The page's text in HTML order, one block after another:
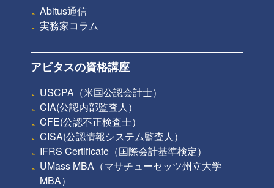
Abitus通信
実務家コラム
アビタスの資格講座
USCPA（米国公認会計士）
CIA(公認内部監査人）
CFE(公認不正検査士）
CISA(公認情報システム監査人）
IFRS Certificate（国際会計基準検定）
UMass MBA（マサチューセッツ州立大学
MBA）